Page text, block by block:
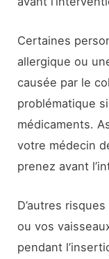
Certaines
allergique ou
causée par le
problématique
médicaments.
votre médecin
prenez avant
D’autres
ou vos
pendant